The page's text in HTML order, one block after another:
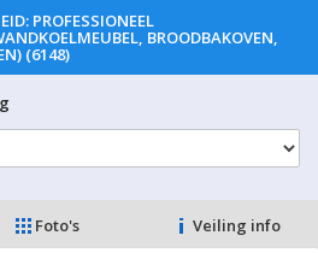
PROFESSIONEEL
BROODBAKOVEN,
(6148)
Foto's Veiling info